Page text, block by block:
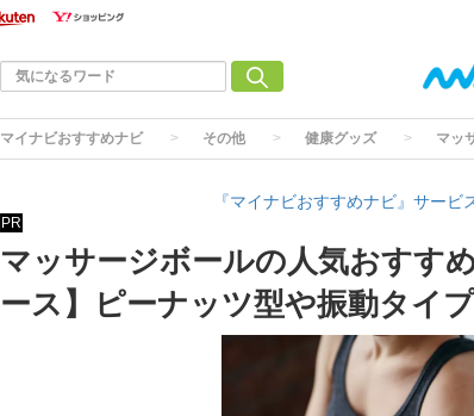
マイナビおすすめナビ その他 健康グッズ マッ
『マイナビおすすめナビ』サービ
PR
マッサージボールの人気おすす
ース】ピーナッツ型や振動タイプ